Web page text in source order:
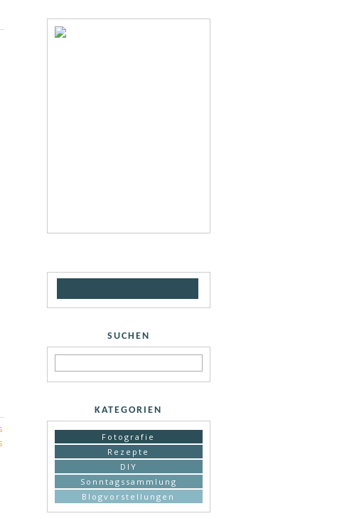
SUCHEN
KATEGORIEN
Fotografie
Rezepte
DIY
Sonntagssammlung
Blogvorstellungen